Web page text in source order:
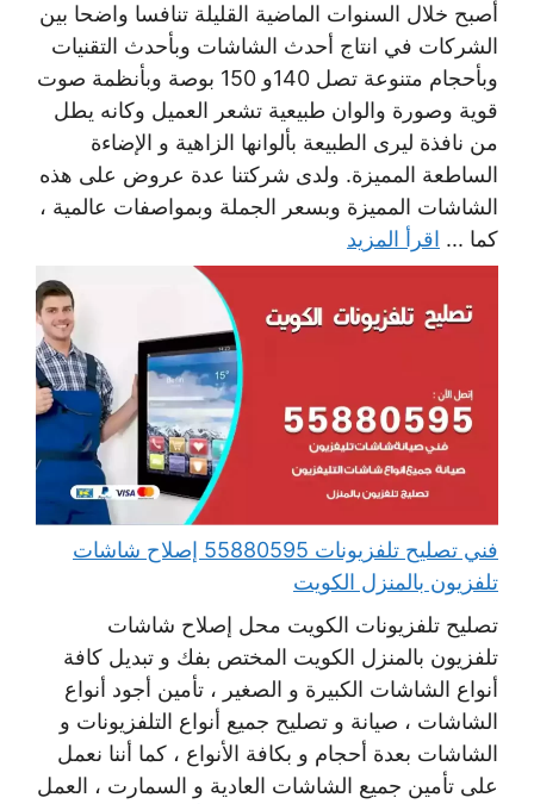
أصبح خلال السنوات الماضية القليلة تنافسا واضحا بين
الشركات في انتاج أحدث الشاشات وبأحدث التقنيات
وبأحجام متنوعة تصل 140و 150 بوصة وبأنظمة صوت
قوية وصورة والوان طبيعية تشعر العميل وكانه يطل
من نافذة ليرى الطبيعة بألوانها الزاهية و الإضاءة
الساطعة المميزة. ولدى شركتنا عدة عروض على هذه
الشاشات المميزة وبسعر الجملة وبمواصفات عالمية ،
كما ... اقرأ المزيد
فني تصليح تلفزيونات 55880595 إصلاح شاشات
تلفزيون بالمنزل الكويت
تصليح تلفزيونات الكويت محل إصلاح شاشات
تلفزيون بالمنزل الكويت المختص بفك و تبديل كافة
أنواع الشاشات الكبيرة و الصغير ، تأمين أجود أنواع
الشاشات ، صيانة و تصليح جميع أنواع التلفزيونات و
الشاشات بعدة أحجام و بكافة الأنواع ، كما أننا نعمل
على تأمين جميع الشاشات العادية و السمارت ، العمل